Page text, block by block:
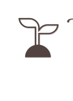
naar